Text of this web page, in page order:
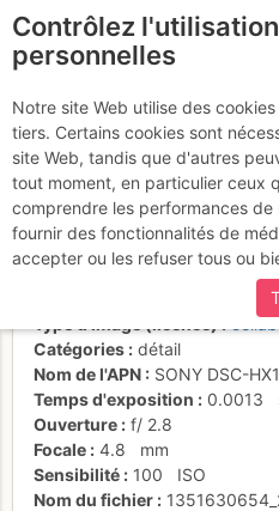
certaines pages ne sont plus
incomplètes, déconnectez-vous
compte sur le site.
Les
passage en
Activités
Date/heure
Catégories
détail
Nom de l'APN
SONY DSC-
Temps d'exposition
0.0013
Ouverture
f/ 2.8
Focale
4.8
mm
Sensibilité
100
ISO
Nom du fichier
Contrôlez
personnelles
Notre site Web utilise des
tiers. Certains cookies sont
site Web, tandis que d'autres
tout moment, en particulier ceux
comprendre les performances
fournir des fonctionnalités de
accepter ou les refuser tous ou